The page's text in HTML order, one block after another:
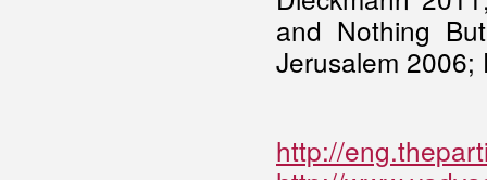
and Nothing
Jerusalem 2006;
http://